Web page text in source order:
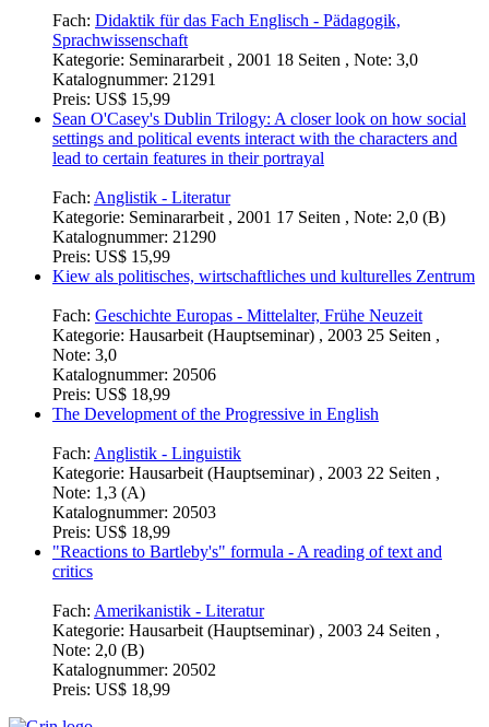
Fach: Sport - Medien und Kommunikation
Kategorie:Hausarbeit (Hauptseminar) , 2003 32 Seiten ,
Note: 2,0
Katalognummer: 21292
Preis: US$ 17,99
Kulturkritik neuer Medien
Fach:Didaktik für das Fach Englisch - Pädagogik,
Kategorie:Seminararbeit , 2001 18 Seiten , Note: 3,0
Katalognummer:21291
Preis:US$ 15,99
Sean O'Casey's Dublin Trilogy: A closer look on how social
settings and political events interact with the characters and
Fach:Anglistik - Literatur
Kategorie: Seminararbeit , 2001 17 Seiten , Note: 2,0 (B)
Katalognummer:21290
Kiew als politisches, wirtschaftliches und kulturelles Zentrum
Fach:Geschichte Europas - Mittelalter, Frühe Neuzeit
Kategorie: Hausarbeit (Hauptseminar) , 2003 25 Seiten ,
Note: 3,0
Katalognummer:
The Development of the Progressive in English
Fach: Anglistik - Linguistik
Kategorie:Hausarbeit (Hauptseminar) , 2003 22 Seiten ,
Note: 1,3 (A)